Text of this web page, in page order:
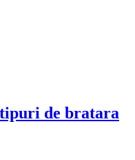
de bratara